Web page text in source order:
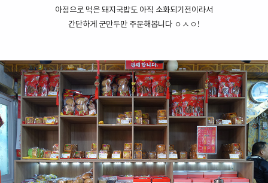
아점으로 먹은 돼지국밥도 아직 소화되기전이라서
간단하게 군만두만 주문해봅니다 ㅇㅅㅇ!